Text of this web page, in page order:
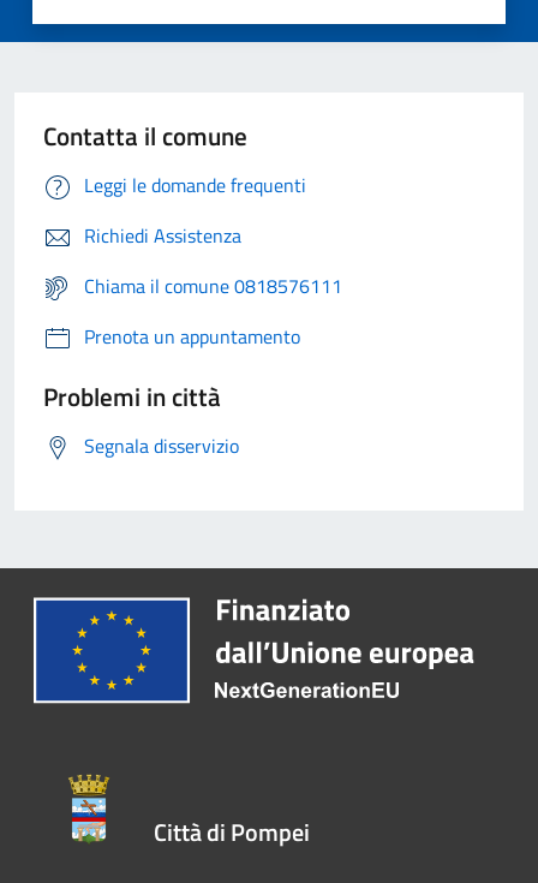
Contatta il comune
Leggi le domande frequenti
Richiedi Assistenza
Chiama il comune 0818576111
Prenota un appuntamento
Problemi in città
Segnala disservizio
Città di Pompei